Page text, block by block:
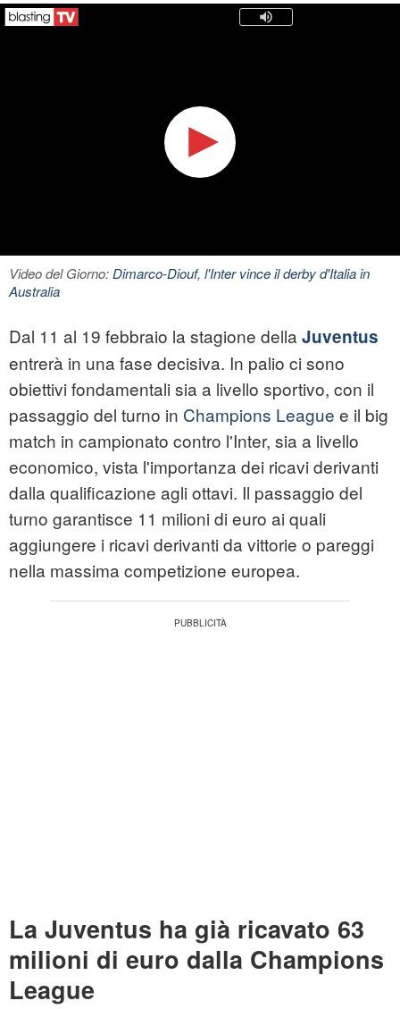
Video del Giorno:Dimarco-Diouf, l'Inter vince il derby d'Italia in
Australia
Dal 11 al 19 febbraio la stagione della Juventus
entrerà in una fase decisiva. In palio ci sono
obiettivi fondamentali sia a livello sportivo, con il
passaggio del turno in Champions League e il big
match in campionato contro l'Inter, sia a livello
economico, vista l'importanza dei ricavi derivanti
dalla qualificazione agli ottavi. Il passaggio del
turno garantisce 11 milioni di euro ai quali
aggiungere i ricavi derivanti da vittorie o pareggi
nella massima competizione europea.
La Juventus ha già ricavato 63
milioni di euro dalla Champions
League